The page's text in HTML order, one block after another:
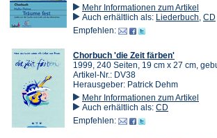
Mehr Informationen zum Artikel
Auch erhältlich als: Liederbuch CD
Empfehlen:
Chorbuch 'die Zeit färben'
1999, 240 Seiten, 19 cm x 27 cm,
Artikel-Nr.: DV38
Herausgeber: Patrick Dehm
Mehr Informationen zum Artikel
Auch erhältlich als: CD
Empfehlen: